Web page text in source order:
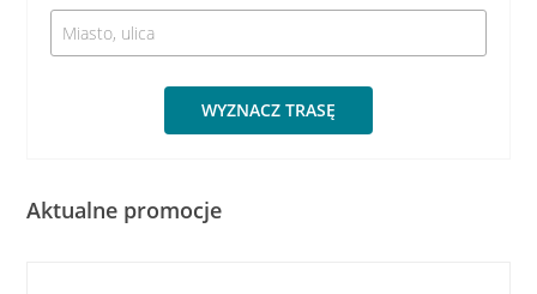
WYZNACZ TRASĘ
Aktualne promocje